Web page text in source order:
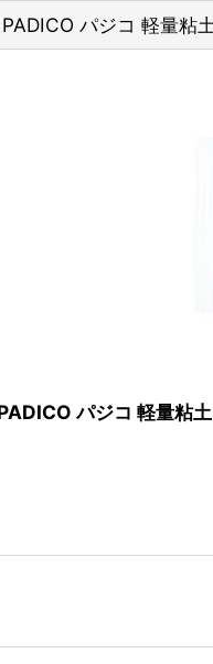
パジコ 軽量粘
パジコ 軽量粘